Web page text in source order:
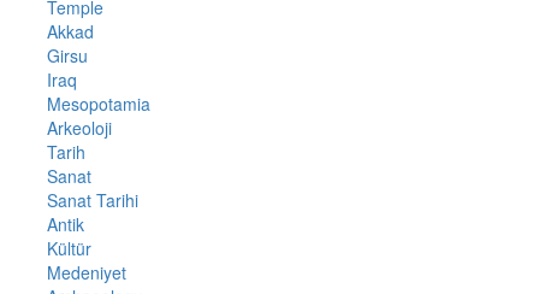
Temple
Akkad
Girsu
Iraq
Mesopotamia
Arkeoloji
Tarih
Sanat
Sanat Tarihi
Antik
Kültür
Medeniyet